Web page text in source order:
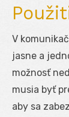
V
jasne a
možnosť
musia byť
aby sa